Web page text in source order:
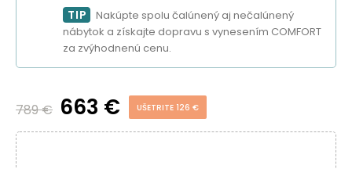
TIP
Nakúpte spolu čalúnený aj nečalúnený
nábytok a získajte dopravu s vynesením COMFORT
za zvýhodnenú cenu.
789 € 663 € UŠETRITE 126 €